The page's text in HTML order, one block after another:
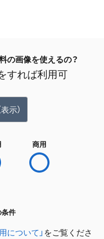
の画像を使えるの？
すれば利用可
示）
商用
条件
について」 をご覧くださ